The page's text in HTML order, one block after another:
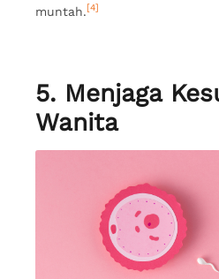
muntah. [4]
5. Menjaga
Wanita